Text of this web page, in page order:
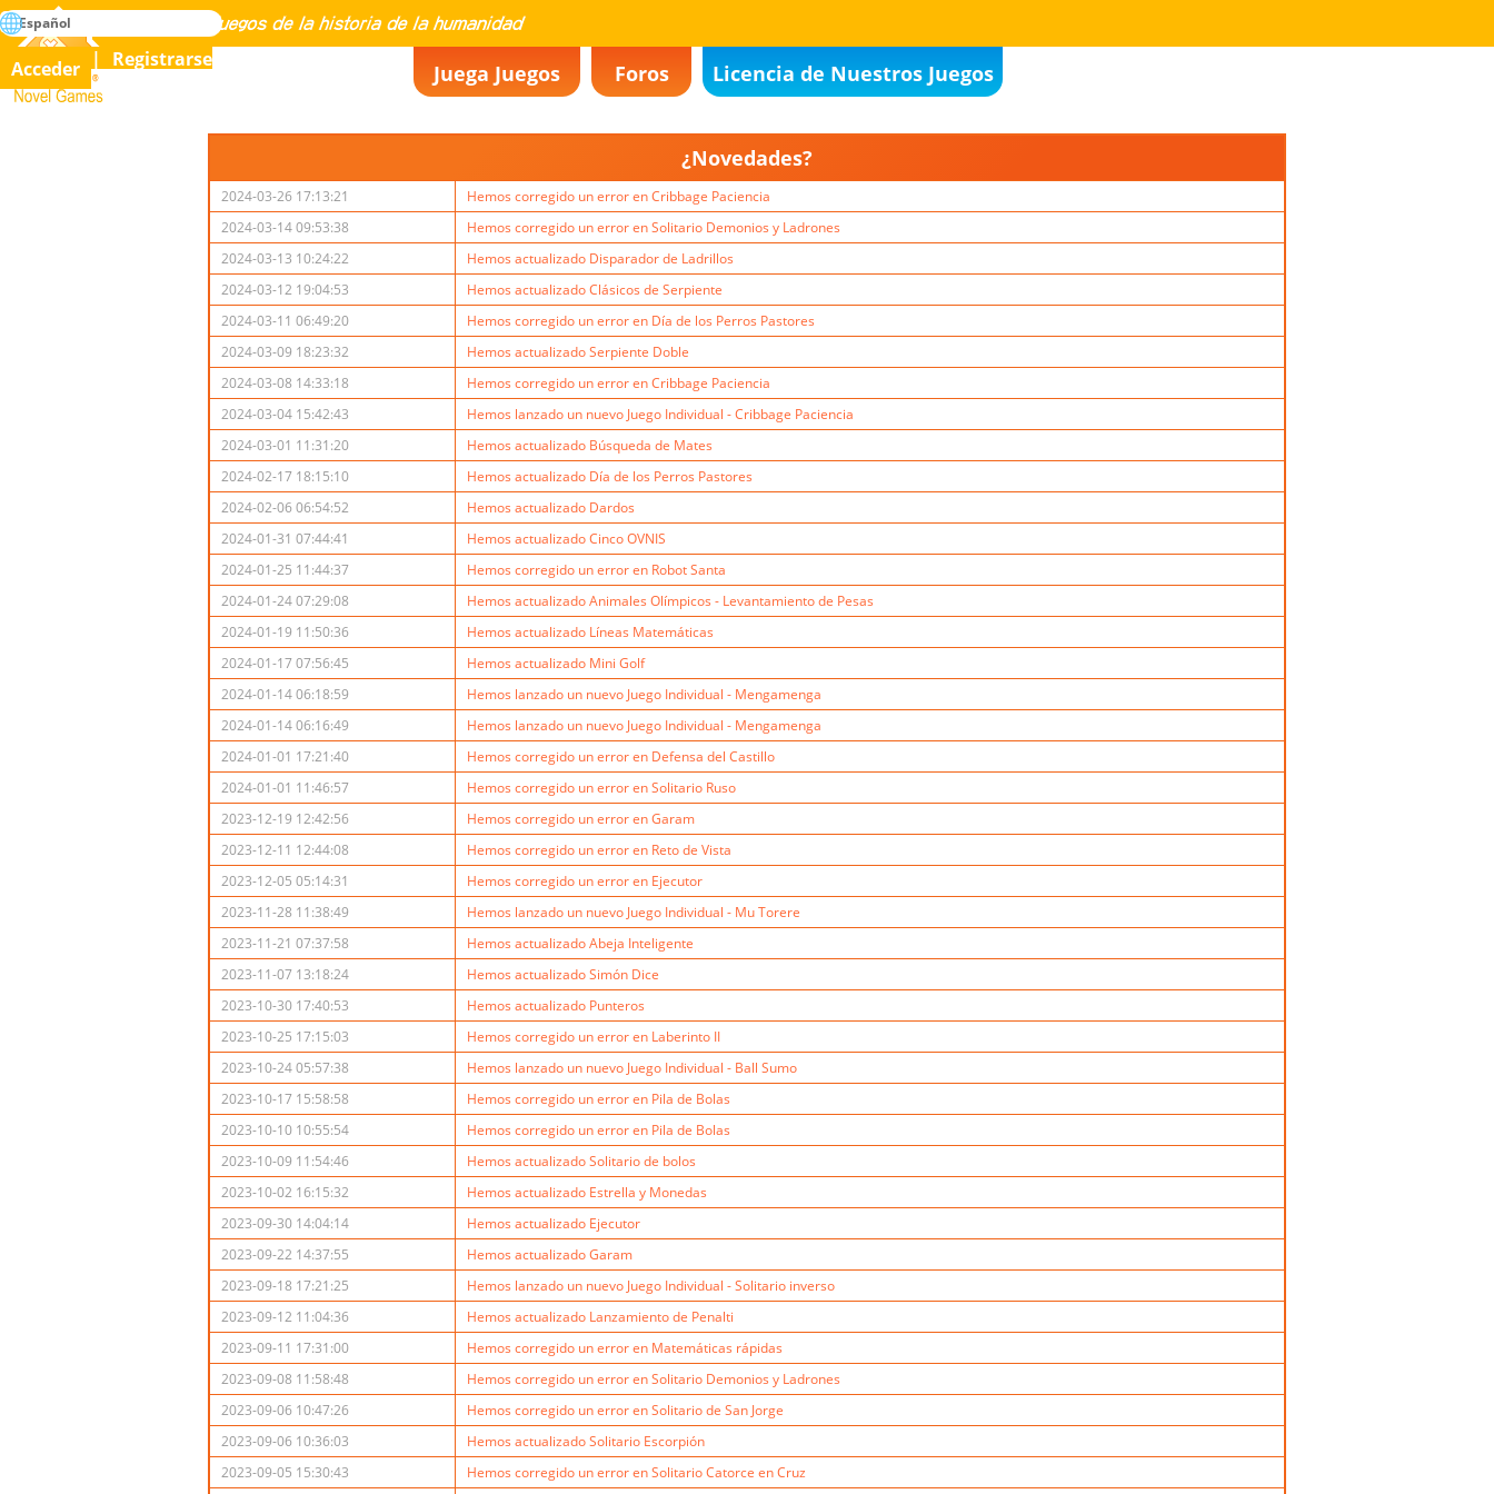
Novel Games
Maestría en todos los juegos de la historia de la humanidad
búsqueda
Juega Juegos Foros Licencia de Nuestros Juegos
Acceder Registrarse
Español
¿Novedades?
2024-03-26 17:13:21
Hemos corregido un error en Cribbage Paciencia
2024-03-14 09:53:38
Hemos corregido un error en Solitario Demonios y Ladrones
2024-03-13 10:24:22
Hemos actualizado Disparador de Ladrillos
2024-03-12 19:04:53
Hemos actualizado Clásicos de Serpiente
2024-03-11 06:49:20
Hemos corregido un error en Día de los Perros Pastores
2024-03-09 18:23:32
Hemos actualizado Serpiente Doble
2024-03-08 14:33:18
Hemos corregido un error en Cribbage Paciencia
2024-03-04 15:42:43
Hemos lanzado un nuevo Juego Individual - Cribbage Paciencia
2024-03-01 11:31:20
Hemos actualizado Búsqueda de Mates
2024-02-17 18:15:10
Hemos actualizado Día de los Perros Pastores
2024-02-06 06:54:52
Hemos actualizado Dardos
2024-01-31 07:44:41
Hemos actualizado Cinco OVNIS
2024-01-25 11:44:37
Hemos corregido un error en Robot Santa
2024-01-24 07:29:08
Hemos actualizado Animales Olímpicos - Levantamiento de Pesas
2024-01-19 11:50:36
Hemos actualizado Líneas Matemáticas
2024-01-17 07:56:45
Hemos actualizado Mini Golf
2024-01-14 06:18:59
Hemos lanzado un nuevo Juego Individual - Mengamenga
2024-01-14 06:16:49
Hemos lanzado un nuevo Juego Individual - Mengamenga
2024-01-01 17:21:40
Hemos corregido un error en Defensa del Castillo
2024-01-01 11:46:57
Hemos corregido un error en Solitario Ruso
2023-12-19 12:42:56
Hemos corregido un error en Garam
2023-12-11 12:44:08
Hemos corregido un error en Reto de Vista
2023-12-05 05:14:31
Hemos corregido un error en Ejecutor
2023-11-28 11:38:49
Hemos lanzado un nuevo Juego Individual - Mu Torere
2023-11-21 07:37:58
Hemos actualizado Abeja Inteligente
2023-11-07 13:18:24
Hemos actualizado Simón Dice
2023-10-30 17:40:53
Hemos actualizado Punteros
2023-10-25 17:15:03
Hemos corregido un error en Laberinto II
2023-10-24 05:57:38
Hemos lanzado un nuevo Juego Individual - Ball Sumo
2023-10-17 15:58:58
Hemos corregido un error en Pila de Bolas
2023-10-10 10:55:54
Hemos corregido un error en Pila de Bolas
2023-10-09 11:54:46
Hemos actualizado Solitario de bolos
2023-10-02 16:15:32
Hemos actualizado Estrella y Monedas
2023-09-30 14:04:14
Hemos actualizado Ejecutor
2023-09-22 14:37:55
Hemos actualizado Garam
2023-09-18 17:21:25
Hemos lanzado un nuevo Juego Individual - Solitario inverso
2023-09-12 11:04:36
Hemos actualizado Lanzamiento de Penalti
2023-09-11 17:31:00
Hemos corregido un error en Matemáticas rápidas
2023-09-08 11:58:48
Hemos corregido un error en Solitario Demonios y Ladrones
2023-09-06 10:47:26
Hemos corregido un error en Solitario de San Jorge
2023-09-06 10:36:03
Hemos actualizado Solitario Escorpión
2023-09-05 15:30:43
Hemos corregido un error en Solitario Catorce en Cruz